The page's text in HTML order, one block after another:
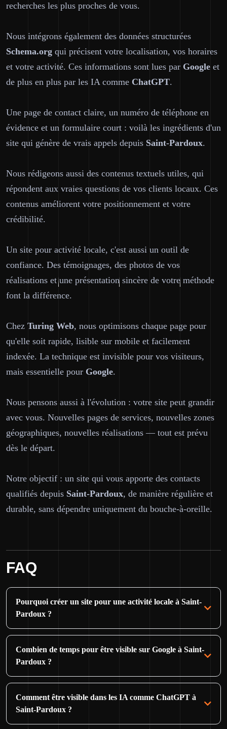
recherches les plus proches de vous.
Nous intégrons également des données structurées
Schema.org qui précisent votre localisation, vos horaires
et votre activité. Ces informations sont lues par Google et
de plus en plus par les IA comme ChatGPT.
Une page de contact claire, un numéro de téléphone en
évidence et un formulaire court : voilà les ingrédients d'un
site qui génère de vrais appels depuis Saint-Pardoux.
Nous rédigeons aussi des contenus textuels utiles, qui
répondent aux vraies questions de vos clients locaux. Ces
contenus améliorent votre positionnement et votre
crédibilité.
Un site pour activité locale, c'est aussi un outil de
confiance. Des témoignages, des photos de vos
réalisations et une présentation sincère de votre méthode
font la différence.
Chez Turing Web, nous optimisons chaque page pour
qu'elle soit rapide, lisible sur mobile et facilement
indexée. La technique est invisible pour vos visiteurs,
mais essentielle pour Google.
Nous pensons aussi à l'évolution : votre site peut grandir
avec vous. Nouvelles pages de services, nouvelles zones
géographiques, nouvelles réalisations — tout est prévu
dès le départ.
Notre objectif : un site qui vous apporte des contacts
qualifiés depuis Saint-Pardoux, de manière régulière et
durable, sans dépendre uniquement du bouche-à-oreille.
FAQ
Pourquoi créer un site pour une activité locale à Saint-
Pardoux ?
Combien de temps pour être visible sur Google à Saint-
Pardoux ?
Comment être visible dans les IA comme ChatGPT à
Saint-Pardoux ?